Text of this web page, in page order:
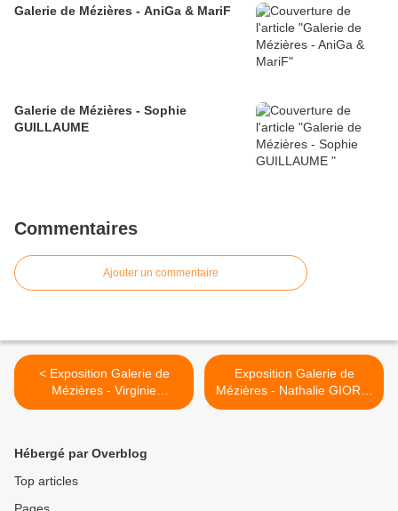
Galerie de Mézières - AniGa & MariF
Galerie de Mézières - Sophie
GUILLAUME
Commentaires
Ajouter un commentaire
< Exposition Galerie de
Mézières - Virginie
TREFERT
Exposition Galerie de
Mézières - Nathalie GIORIA
>
Hébergé par Overblog
Top articles